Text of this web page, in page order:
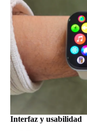
Interfaz y usabilidad